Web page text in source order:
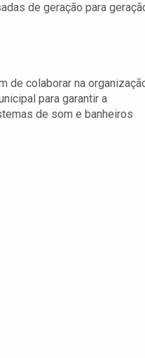
de geração para
de colaborar na
para garantir a
de som e banheiros